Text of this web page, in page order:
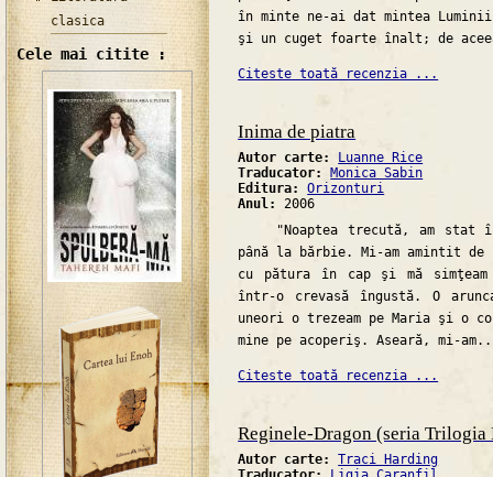
clasica
Cele mai citite :
în minte ne-ai dat mintea
şi un cuget foarte înalt; de
Citeste toată recenzia ...
Inima de piatra
Autor carte:
Luanne Rice
Traducator: Monica Sabin
Editura:Orizonturi
Anul:2006
"Noaptea trecută, am stat
până la bărbie. Mi-am amintit de
cu pătura în cap şi mă
într-o crevasă îngustă. O
uneori o trezeam pe Maria şi o
mine pe acoperiş. Aseară, mi-
Citeste toată recenzia ...
Reginele-Dragon (seria
Autor carte:Traci Harding